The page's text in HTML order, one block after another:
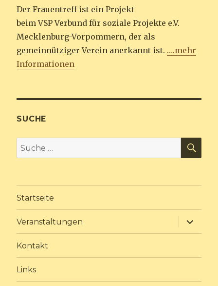
Der Frauentreff ist ein Projekt
beim VSP Verbund für soziale Projekte e.V.
Mecklenburg-Vorpommern, der als
gemeinnütziger Verein anerkannt ist. ….mehr
Informationen
SUCHE
Suche
nach:
Startseite
Veranstaltungen
Kontakt
Links